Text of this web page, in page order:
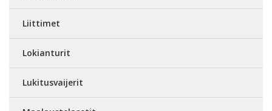
Liittimet
Lokianturit
Lukitusvaijerit